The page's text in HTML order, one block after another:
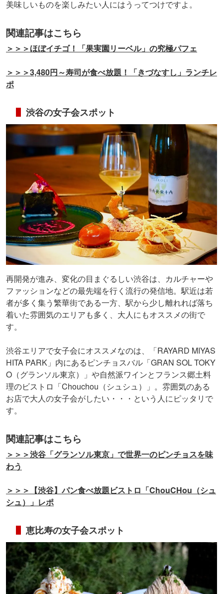
美味しいものを楽しみたい人にはうってつけですよ。
関連記事はこちら
＞＞＞ほぼイチゴ！「果実園リーベル」の究極パフェ
＞＞＞3,480円～寿司が食べ放題！「きづなすし」ランチレ
ポ
渋谷の女子会スポット
再開発が進み、変化の目まぐるしい渋谷は、カルチャーや
ファッションなどの最先端を行く流行の発信地。駅近は若
者が多く集う繁華街である一方、駅から少し離れれば落ち
着いた雰囲気のエリアも多く、大人にもオススメの街で
す。
渋谷エリアで女子会にオススメなのは、「RAYARD MIYAS
HITA PARK」内にあるピンチョスバル「GRAN SOL TOKY
O（グランソル東京）」や自然派ワインとフランス郷土料
理のビストロ「Chouchou（シュシュ）」。雰囲気のある
お店で大人の女子会がしたい・・・という人にピッタリで
す。
関連記事はこちら
＞＞＞渋谷「グランソル東京」で世界一のピンチョスを味
わう
＞＞＞【渋谷】パン食べ放題ビストロ「ChouCHou（シュ
シュ）」レポ
恵比寿の女子会スポット